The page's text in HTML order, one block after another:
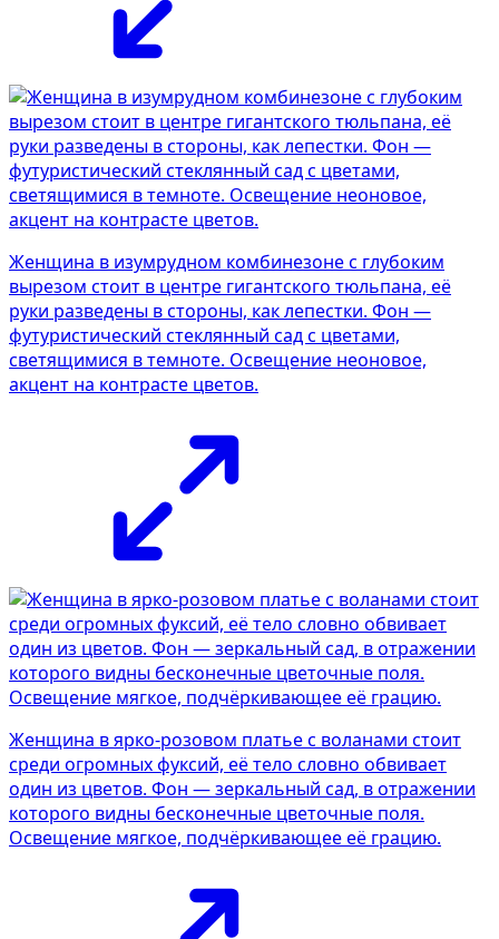
Женщина в изумрудном комбинезоне с глубоким
вырезом стоит в центре гигантского тюльпана, её
руки разведены в стороны, как лепестки. Фон —
футуристический стеклянный сад с цветами,
светящимися в темноте. Освещение неоновое,
акцент на контрасте цветов.
Женщина в ярко-розовом платье с воланами стоит
среди огромных фуксий, её тело словно обвивает
один из цветов. Фон — зеркальный сад, в отражении
которого видны бесконечные цветочные поля.
Освещение мягкое, подчёркивающее её грацию.